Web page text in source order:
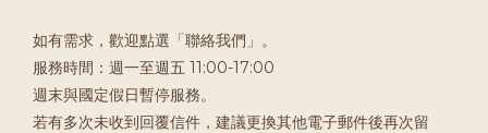
如有需求，歡迎點選「聯絡我們」。
服務時間：週一至週五 11:00-17:00
週末與國定假日暫停服務。
若有多次未收到回覆信件，建議更換其他電子郵件後再次留